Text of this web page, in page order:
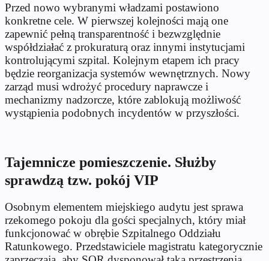
Przed nowo wybranymi władzami postawiono
konkretne cele. W pierwszej kolejności mają one
zapewnić pełną transparentność i bezwzględnie
współdziałać z prokuraturą oraz innymi instytucjami
kontrolującymi szpital. Kolejnym etapem ich pracy
będzie reorganizacja systemów wewnętrznych. Nowy
zarząd musi wdrożyć procedury naprawcze i
mechanizmy nadzorcze, które zablokują możliwość
wystąpienia podobnych incydentów w przyszłości.
Tajemnicze pomieszczenie. Służby
sprawdzą tzw. pokój VIP
Osobnym elementem miejskiego audytu jest sprawa
rzekomego pokoju dla gości specjalnych, który miał
funkcjonować w obrębie Szpitalnego Oddziału
Ratunkowego. Przedstawiciele magistratu kategorycznie